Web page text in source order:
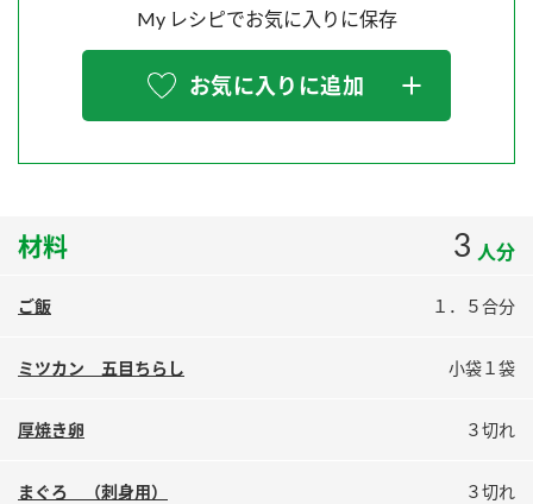
Fibee
スペシャルサイト
お酢を知ろう！
すしラボ
納豆の豆知識
ロングセラー商品 ＋ おすすめレシピ
販売終了製品のご案内
よくあるご質問
My レシピでお気に入りに保存
お気に入りに追加
材料 3 人分
ご飯 １．５合分
ミツカン 五目ちらし 小袋１袋
厚焼き卵 ３切れ
まぐろ （刺身用） ３切れ